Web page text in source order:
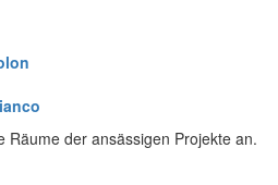
Räume der ansässigen Projekte an.